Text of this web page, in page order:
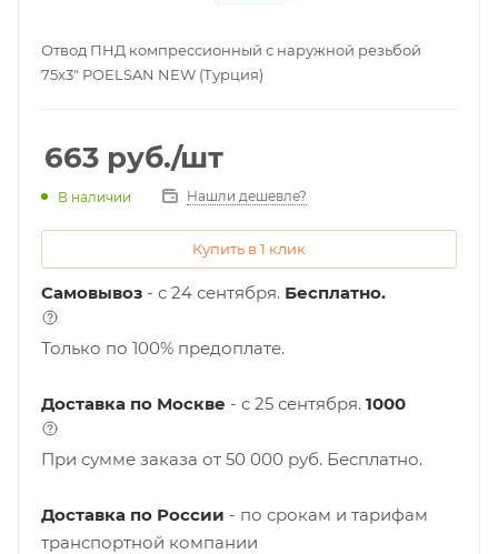
Отвод ПНД компрессионный с наружной резьбой
75х3" POELSAN NEW (Турция)
663 руб./шт
В наличии Нашли дешевле?
Купить в 1 клик
Самовывоз - с 24 сентября. Бесплатно.
Только по 100% предоплате.
Доставка по Москве - c 25 сентября. 1000
При сумме заказа от 50 000 руб. Бесплатно.
Доставка по России - по срокам и тарифам
транспортной компании